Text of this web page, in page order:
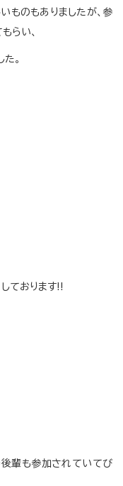
ものもありましたが、参
らい、
。
ております!!
後輩も参加されていてび